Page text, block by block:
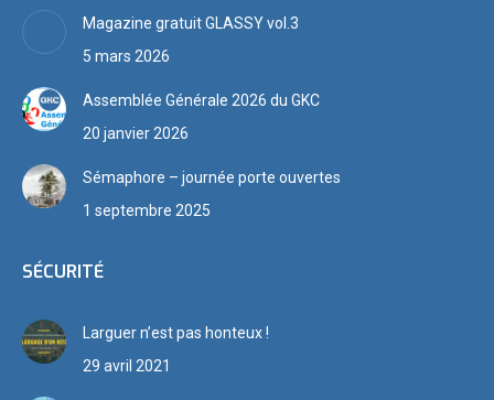
Magazine gratuit GLASSY vol.3
5 mars 2026
Assemblée Générale 2026 du GKC
20 janvier 2026
Sémaphore – journée porte ouvertes
1 septembre 2025
SÉCURITÉ
Larguer n’est pas honteux !
29 avril 2021